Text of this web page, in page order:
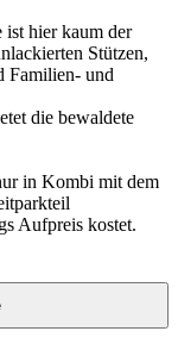
ist hier kaum der
Stützen,
Familien- und
die bewaldete
in Kombi mit dem
Aufpreis kostet.